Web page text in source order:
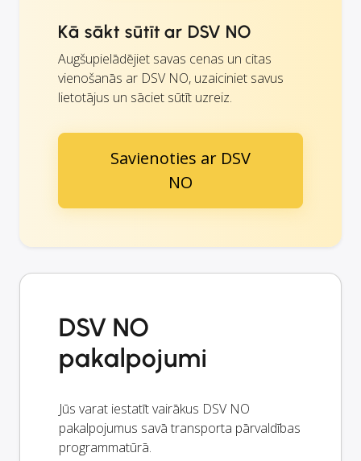
Kā sākt sūtīt ar DSV NO
Augšupielādējiet savas cenas un citas
vienošanās ar DSV NO, uzaiciniet savus
lietotājus un sāciet sūtīt uzreiz.
Savienoties ar DSV
NO
DSV NO
pakalpojumi
Jūs varat iestatīt vairākus DSV NO
pakalpojumus savā transporta pārvaldības
programmatūrā.